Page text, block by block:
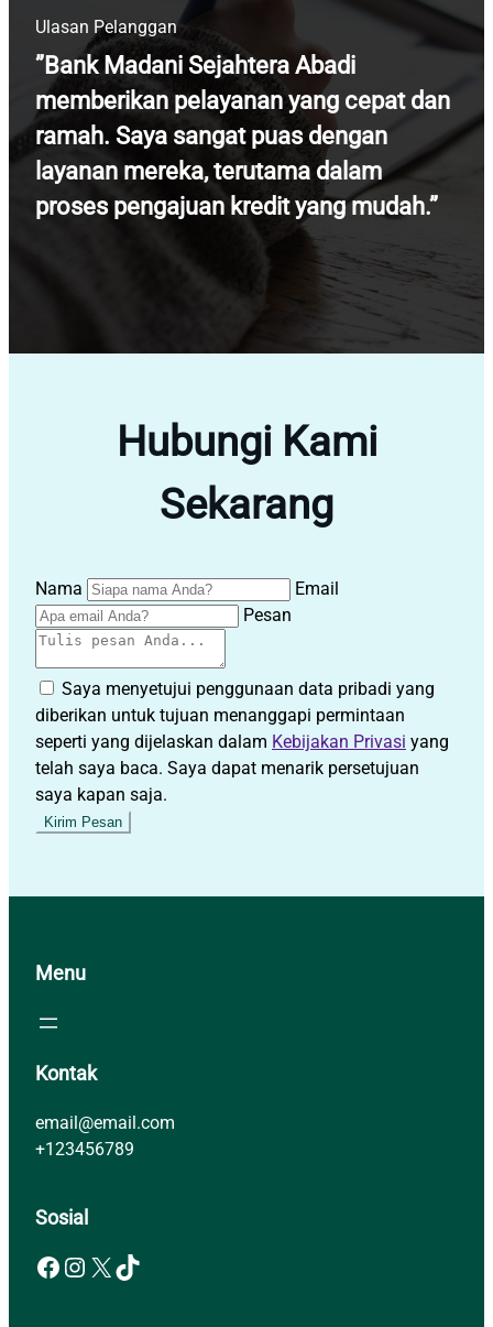
Ulasan Pelanggan
”Bank Madani Sejahtera Abadi
memberikan pelayanan yang cepat dan
ramah. Saya sangat puas dengan
layanan mereka, terutama dalam
proses pengajuan kredit yang mudah.”
Hubungi Kami
Sekarang
Nama
Email
Pesan
Saya menyetujui penggunaan data pribadi yang
diberikan untuk tujuan menanggapi permintaan
seperti yang dijelaskan dalam Kebijakan Privasi yang
telah saya baca. Saya dapat menarik persetujuan
saya kapan saja.
Menu
Kontak
email@email.com
+123456789
Sosial
Facebook Instagram X TikTok